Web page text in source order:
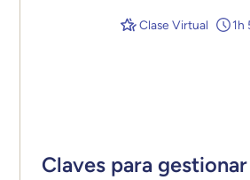
Clase Virtual 1h
Claves para